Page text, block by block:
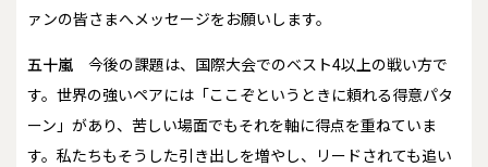
ァンの皆さまへメッセージをお願いします。
五十嵐
今後の課題は、国際大会でのベスト4以上の戦い方で
す。世界の強いペアには「ここぞというときに頼れる得意パタ
ーン」があり、苦しい場面でもそれを軸に得点を重ねていま
す。私たちもそうした引き出しを増やし、リードされても追い